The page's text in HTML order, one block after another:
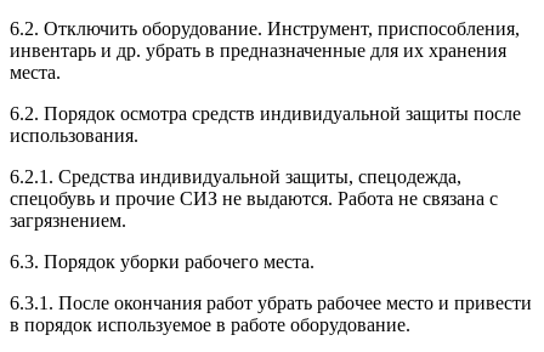
6.2. Отключить оборудование. Инструмент, приспособления,
инвентарь и др. убрать в предназначенные для их хранения
места.
6.2. Порядок осмотра средств индивидуальной защиты после
использования.
6.2.1. Средства индивидуальной защиты, спецодежда,
спецобувь и прочие СИЗ не выдаются. Работа не связана с
загрязнением.
6.3. Порядок уборки рабочего места.
6.3.1. После окончания работ убрать рабочее место и привести
в порядок используемое в работе оборудование.